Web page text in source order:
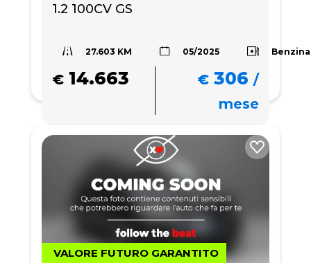
1.2 100CV GS
27.603 KM 05/2025 Benzina
€ 14.663 € 306 /
mese
VALORE FUTURO GARANTITO